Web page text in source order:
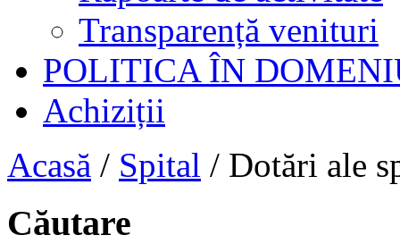
Transparență venituri
POLITICA ÎN
Achiziții
Acasă / Spital / Dotări ale
Căutare